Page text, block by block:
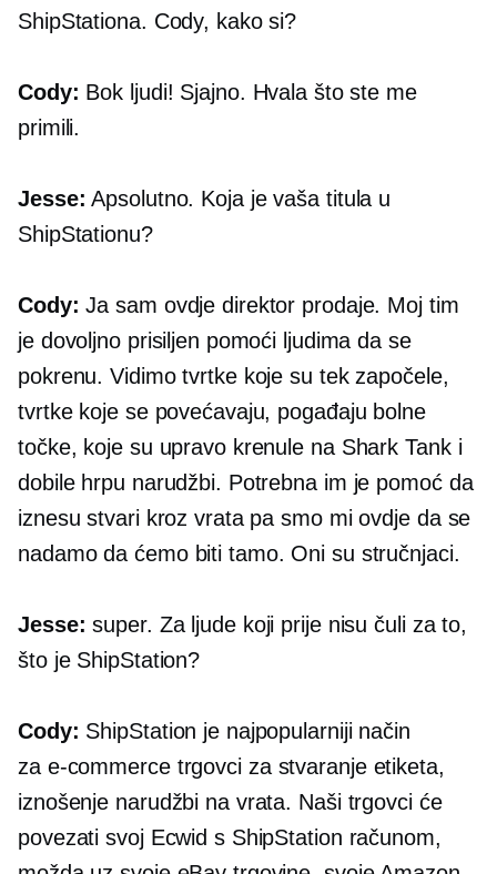
ShipStationa. Cody, kako si?
Cody: Bok ljudi! Sjajno. Hvala što ste me
primili.
Jesse: Apsolutno. Koja je vaša titula u
ShipStationu?
Cody: Ja sam ovdje direktor prodaje. Moj tim
je dovoljno prisiljen pomoći ljudima da se
pokrenu. Vidimo tvrtke koje su tek započele,
tvrtke koje se povećavaju, pogađaju bolne
točke, koje su upravo krenule na Shark Tank i
dobile hrpu narudžbi. Potrebna im je pomoć da
iznesu stvari kroz vrata pa smo mi ovdje da se
nadamo da ćemo biti tamo. Oni su stručnjaci.
Jesse: super. Za ljude koji prije nisu čuli za to,
što je ShipStation?
Cody: ShipStation je najpopularniji način
za e-commercetrgovci za stvaranje etiketa,
iznošenje narudžbi na vrata. Naši trgovci će
povezati svoj Ecwid s ShipStation računom,